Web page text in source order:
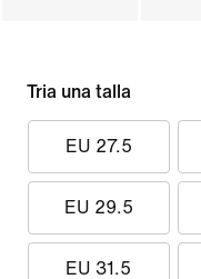
Tria una talla
EU 27.5
EU 29.5
EU 31.5